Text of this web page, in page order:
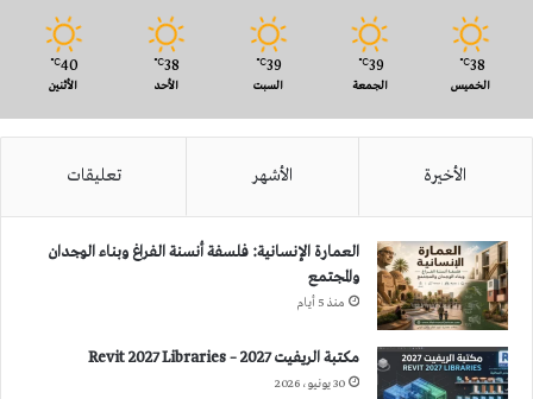
38
℃
الخميس
39
℃
الجمعة
39
℃
السبت
38
℃
الأحد
40
℃
الأثنين
الأخيرة الأشهر تعليقات
العمارة الإنسانية: فلسفة أنسنة الفراغ وبناء الوجدان
والمجتمع
منذ 5 أيام
مكتبة الريفيت 2027 – Revit 2027 Libraries
30 يونيو، 2026